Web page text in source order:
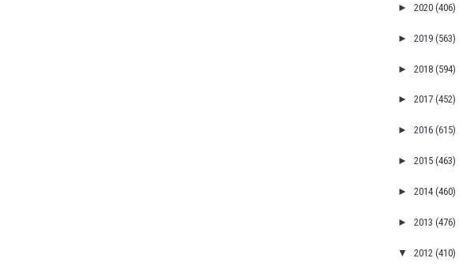
► 2020 (406)
► 2019 (563)
► 2018 (594)
► 2017 (452)
► 2016 (615)
► 2015 (463)
► 2014 (460)
► 2013 (476)
▼ 2012 (410)